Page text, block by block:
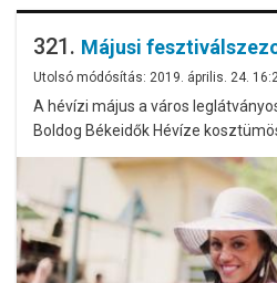
321. Májusi
Utolsó módósítás: 2019. április. 24.
A hévízi május a város
Boldog Békeidők Hévíze